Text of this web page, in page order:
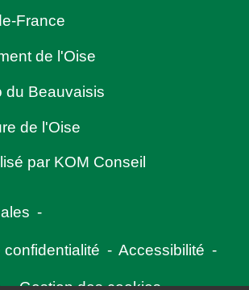
France
de l'Oise
du Beauvaisis
de l'Oise
par KOM Conseil
-
confidentialité - Accessibilité -